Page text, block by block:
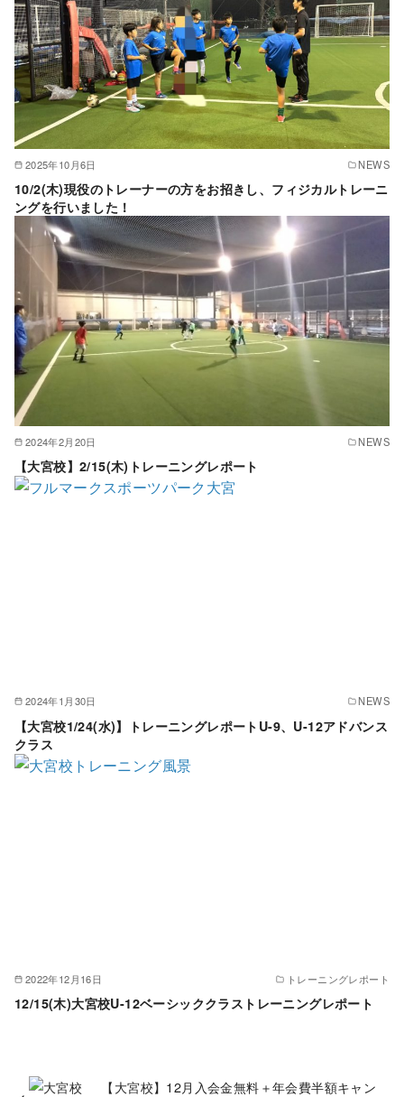
2025年10月6日 NEWS
10/2(木)現役のトレーナーの方をお招きし、フィジカルトレーニ
ングを行いました！
2024年2月20日 NEWS
【大宮校】2/15(木)トレーニングレポート
2024年1月30日 NEWS
【大宮校1/24(水)】トレーニングレポートU-9、U-12アドバンス
クラス
2022年12月16日 トレーニングレポート
12/15(木)大宮校U-12ベーシッククラストレーニングレポート
【大宮校】12月入会金無料＋年会費半額キャン